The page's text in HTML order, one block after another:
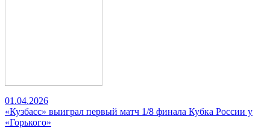
01.04.2026
«Кузбасс» выиграл первый матч 1/8 финала Кубка России у
«Горького»